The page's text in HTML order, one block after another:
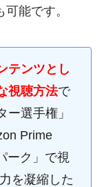
能です。
テンツとし
視聴方法で
選手権」
Prime
ーク」で視
を凝縮した